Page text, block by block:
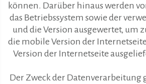
können. Darüber hinaus werden
das Betriebssystem sowie der
und die Version ausgewertet, um
die mobile Version der
Version der Internetseite
Der Zweck der Datenverarbeitung